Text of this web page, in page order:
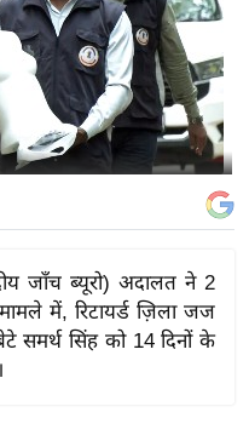
जाँच ब्यूरो) अदालत ने 2
में, रिटायर्ड ज़िला जज
समर्थ सिंह को 14 दिनों के